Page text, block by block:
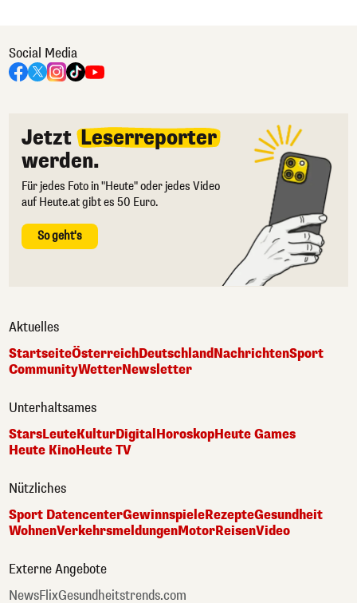
Social Media
Jetzt Leserreporter
werden.
Für jedes Foto in "Heute" oder jedes Video
auf Heute.at gibt es 50 Euro.
So geht's
Aktuelles
StartseiteÖsterreichDeutschlandNachrichtenSport
CommunityWetterNewsletter
Unterhaltsames
StarsLeuteKulturDigitalHoroskopHeute Games
Heute KinoHeute TV
Nützliches
Sport DatencenterGewinnspieleRezepteGesundheit
WohnenVerkehrsmeldungenMotorReisenVideo
Externe Angebote
NewsFlixGesundheitstrends.com